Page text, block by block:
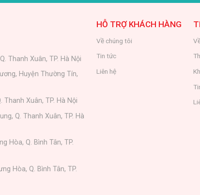
Thanh Xuân, TP. Hà Nội
Huyện Thường Tín,
Thanh Xuân, TP. Hà Nội
Q. Thanh Xuân, TP. Hà
Hòa, Q. Bình Tân, TP.
Hòa, Q. Bình Tân, TP.
HỖ TRỢ KHÁCH HÀNG
Về chúng tôi
Tin tức
Liên hệ